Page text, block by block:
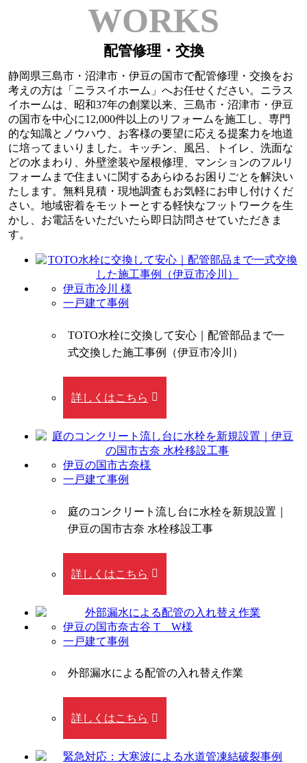
WORKS
配管修理・交換
静岡県三島市・沼津市・伊豆の国市で配管修理・交換をお
考えの方は「ニラスイホーム」へお任せください。ニラス
イホームは、昭和37年の創業以来、三島市・沼津市・伊豆
の国市を中心に12,000件以上のリフォームを施工し、専門
的な知識とノウハウ、お客様の要望に応える提案力を地道
に培ってまいりました。キッチン、風呂、トイレ、洗面な
どの水まわり、外壁塗装や屋根修理、マンションのフルリ
フォームまで住まいに関するあらゆるお困りごとを解決い
たします。無料見積・現地調査もお気軽にお申し付けくだ
さい。地域密着をモットーとする軽快なフットワークを生
かし、お電話をいただいたら即日訪問させていただきま
す。
伊豆市冷川 様
一戸建て事例
TOTO水栓に交換して安心｜配管部品まで一
式交換した施工事例（伊豆市冷川）
詳しくはこちら
伊豆の国市古奈様
一戸建て事例
庭のコンクリート流し台に水栓を新規設置｜
伊豆の国市古奈 水栓移設工事
詳しくはこちら
伊豆の国市奈古谷 T W様
一戸建て事例
外部漏水による配管の入れ替え作業
詳しくはこちら